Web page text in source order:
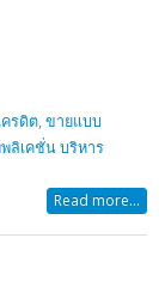
รดิต,ขายแบบ
ลิเคชั่น บริหาร
Read more...